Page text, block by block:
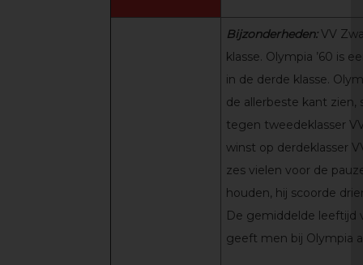
Bijzonderheden:VV
klasse. Olympia ’60 is
in de derde klasse.
de allerbeste kant zien,
tegen tweedeklasser
winst op derdeklasser
zes vielen voor de
houden, hij scoorde
De gemiddelde leeftijd
geeft men bij Olympia